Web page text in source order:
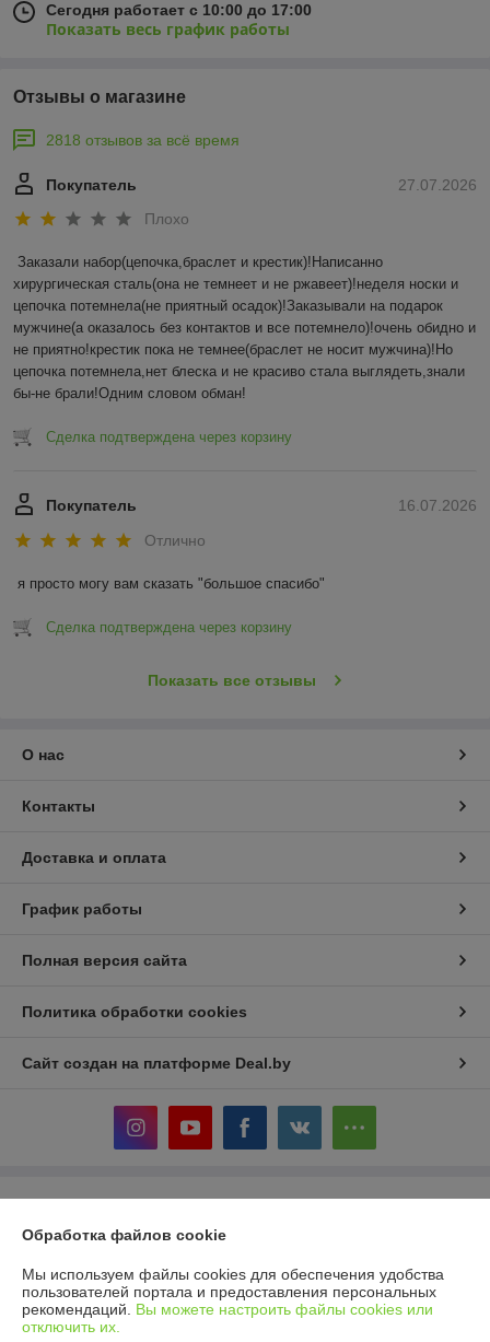
Сегодня работает с 10:00 до 17:00
Показать весь график работы
Отзывы о магазине
2818 отзывов за всё время
27.07.2026
Покупатель
Плохо
Заказали набор(цепочка,браслет и крестик)!Написанно
хирургическая сталь(она не темнеет и не ржавеет)!неделя носки и
цепочка потемнела(не приятный осадок)!Заказывали на подарок
мужчине(а оказалось без контактов и все потемнело)!очень обидно и
не приятно!крестик пока не темнее(браслет не носит мужчина)!Но
цепочка потемнела,нет блеска и не красиво стала выглядеть,знали
бы-не брали!Одним словом обман!
Сделка подтверждена через корзину
16.07.2026
Покупатель
Отлично
я просто могу вам сказать "большое спасибо"
Сделка подтверждена через корзину
Показать все отзывы
О нас
Контакты
Доставка и оплата
График работы
Полная версия сайта
Политика обработки cookies
Сайт создан на платформе Deal.by
Индивидуальный предприниматель:
220104, г. Минск, ул. Жудро 57
Регистрационный номер ЕГР: 192973623
Обработка файлов cookie
Мы используем файлы cookies для обеспечения удобства
пользователей портала и предоставления персональных
рекомендаций. Вы можете настроить файлы cookies или
отключить их.